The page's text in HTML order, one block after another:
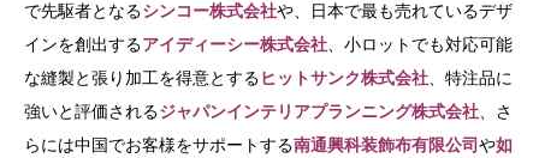
で先駆者となるシンコー株式会社や、日本で最も売れているデザ
インを創出するアイディーシー株式会社 、小ロットでも対応可能
な縫製と張り加工を得意とするヒットサンク株式会社 、特注品に
強いと評価されるジャパンインテリアプランニング株式会社 、さ
らには中国でお客様をサポートする南通興科装飾布有限公司や如